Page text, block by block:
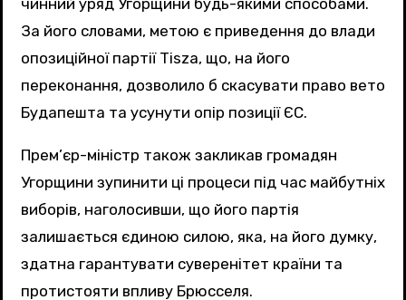
За його словами, метою є приведення до влади
опозиційної партії Tisza, що, на його
переконання, дозволило б скасувати право вето
Будапешта та усунути опір позиції ЄС.
Прем’єр-міністр також закликав громадян
Угорщини зупинити ці процеси під час майбутніх
виборів, наголосивши, що його партія
залишається єдиною силою, яка, на його думку,
здатна гарантувати суверенітет країни та
протистояти впливу Брюсселя.